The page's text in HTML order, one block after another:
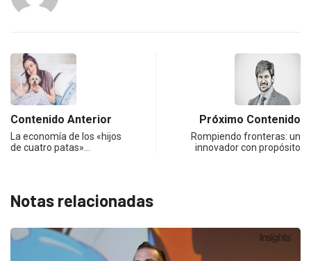
Contenido Anterior
La economía de los «hijos
de cuatro patas»…
Próximo Contenido
Rompiendo fronteras: un
innovador con propósito
Notas relacionadas